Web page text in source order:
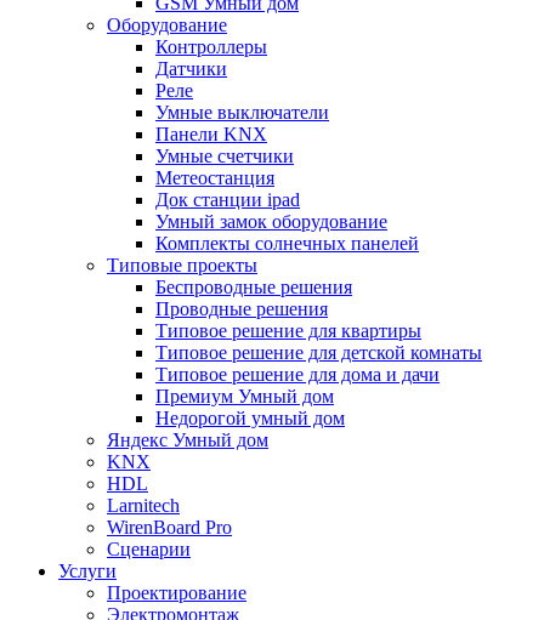
Оборудование
Контроллеры
Датчики
Реле
Умные выключатели
Панели KNX
Умные счетчики
Метеостанция
Док станции ipad
Умный замок оборудование
Комплекты солнечных панелей
Типовые проекты
Беспроводные решения
Проводные решения
Типовое решение для квартиры
Типовое решение для детской комнаты
Типовое решение для дома и дачи
Премиум Умный дом
Недорогой умный дом
Яндекс Умный дом
KNX
HDL
Larnitech
WirenBoard Pro
Сценарии
Услуги
Проектирование
Электромонтаж